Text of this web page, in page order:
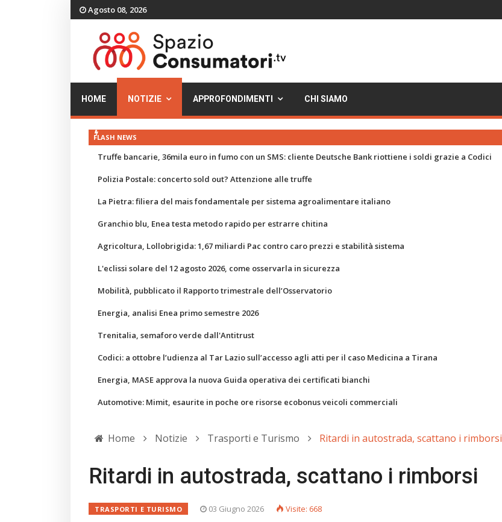
Agosto 08, 2026
HOME NOTIZIE APPROFONDIMENTI CHI SIAMO
FLASH NEWS
Truffe bancarie, 36mila euro in fumo con un SMS: cliente Deutsche Bank riottiene i soldi grazie a Codici
Polizia Postale: concerto sold out? Attenzione alle truffe
La Pietra: filiera del mais fondamentale per sistema agroalimentare italiano
Granchio blu, Enea testa metodo rapido per estrarre chitina
Agricoltura, Lollobrigida: 1,67 miliardi Pac contro caro prezzi e stabilità sistema
L'eclissi solare del 12 agosto 2026, come osservarla in sicurezza
Mobilità, pubblicato il Rapporto trimestrale dell’Osservatorio
Energia, analisi Enea primo semestre 2026
Trenitalia, semaforo verde dall'Antitrust
Codici: a ottobre l’udienza al Tar Lazio sull’accesso agli atti per il caso Medicina a Tirana
Energia, MASE approva la nuova Guida operativa dei certificati bianchi
Automotive: Mimit, esaurite in poche ore risorse ecobonus veicoli commerciali
Home Notizie Trasporti e Turismo Ritardi in autostrada, scattano i rimborsi
Ritardi in autostrada, scattano i rimborsi
TRASPORTI E TURISMO 03 Giugno 2026 Visite: 668